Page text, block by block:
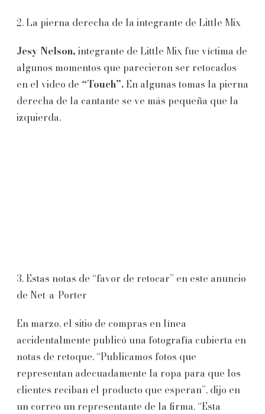
2. La pierna derecha de la integrante de Little Mix
Jesy Nelson, integrante de Little Mix fue víctima de
algunos momentos que parecieron ser retocados
en el video de “Touch”. En algunas tomas la pierna
derecha de la cantante se ve más pequeña que la
izquierda.
3. Estas notas de “favor de retocar” en este anuncio
de Net-a-Porter
En marzo, el sitio de compras en línea
accidentalmente publicó una fotografía cubierta en
notas de retoque. “Publicamos fotos que
representan adecuadamente la ropa para que los
clientes reciban el producto que esperan”, dijo en
un correo un representante de la firma. “Esta